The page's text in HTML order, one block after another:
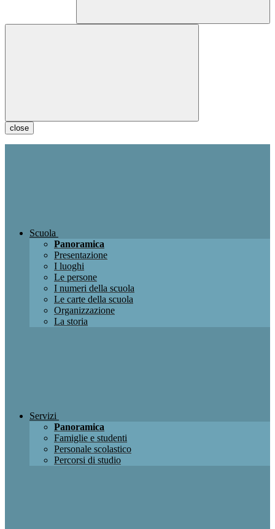
close
Scuola
Panoramica
Presentazione
I luoghi
Le persone
I numeri della scuola
Le carte della scuola
Organizzazione
La storia
Servizi
Panoramica
Famiglie e studenti
Personale scolastico
Percorsi di studio